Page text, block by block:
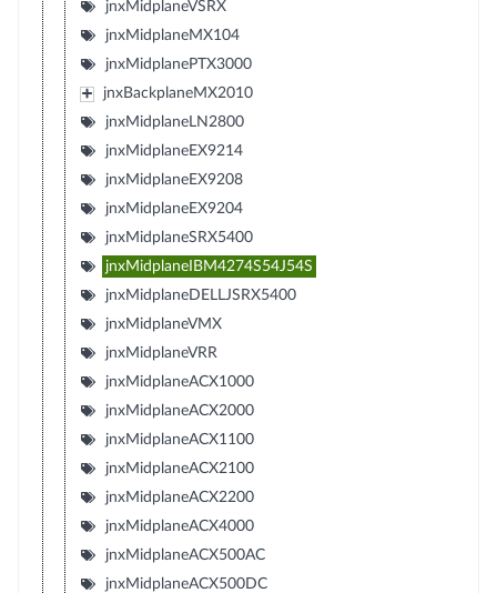
jnxMidplaneVSRX
jnxMidplaneMX104
jnxMidplanePTX3000
jnxBackplaneMX2010
jnxMidplaneLN2800
jnxMidplaneEX9214
jnxMidplaneEX9208
jnxMidplaneEX9204
jnxMidplaneSRX5400
jnxMidplaneIBM4274S54J54S
jnxMidplaneDELLJSRX5400
jnxMidplaneVMX
jnxMidplaneVRR
jnxMidplaneACX1000
jnxMidplaneACX2000
jnxMidplaneACX1100
jnxMidplaneACX2100
jnxMidplaneACX2200
jnxMidplaneACX4000
jnxMidplaneACX500AC
jnxMidplaneACX500DC